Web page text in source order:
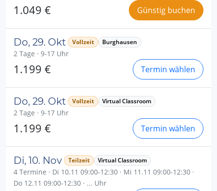
1.049 € Günstig buchen
Do, 29. Okt Vollzeit Burghausen
2 Tage · 9-17 Uhr
1.199 € Termin wählen
Do, 29. Okt Vollzeit Virtual Classroom
2 Tage · 9-17 Uhr
1.199 € Termin wählen
Di, 10. Nov Teilzeit Virtual Classroom
4 Termine · Di 10.11 09:00-12:30 · Mi 11.11 09:00-12:30 ·
Do 12.11 09:00-12:30 · ... Uhr